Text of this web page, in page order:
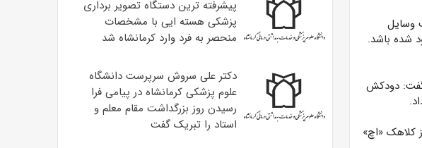
وسایل
شده باشد.
گفت: دودکش
کلاهک «اچ»
پیشرفته ترین دستگاه تصویر برداری
پزشکی هسته ایی با مشخصات
منحصر به فرد وارد کرمانشاه شد
دکتر علی سروش سرپرست دانشگاه
علوم پزشکی کرمانشاه در پیامی فرا
رسیدن روز بزرگداشت مقام معلم و
استاد را تبریک گفت